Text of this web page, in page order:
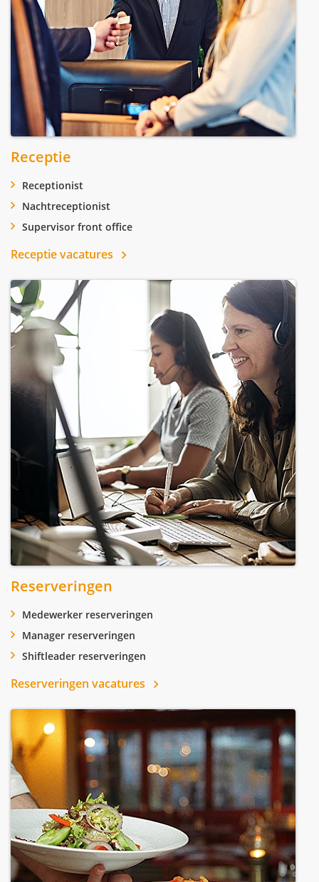
Receptie
Receptionist
Nachtreceptionist
Supervisor front office
Receptie vacatures
Reserveringen
Medewerker reserveringen
Manager reserveringen
Shiftleader reserveringen
Reserveringen vacatures